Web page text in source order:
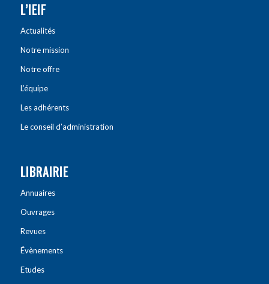
L’IEIF
Actualités
Notre mission
Notre offre
L’équipe
Les adhérents
Le conseil d’administration
LIBRAIRIE
Annuaires
Ouvrages
Revues
Évènements
Etudes